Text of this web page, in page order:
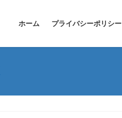
ホーム プライバシーポリシー